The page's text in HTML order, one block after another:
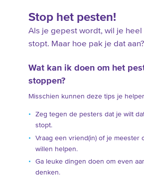
Stop het pesten!
Als je gepest wordt, wil je heel
stopt. Maar hoe pak je dat aan?
Wat kan ik doen om het
stoppen?
Misschien kunnen deze tips je
Zeg tegen de pesters dat je wilt
stopt.
Vraag een vriend(in) of je meester
willen helpen.
Ga leuke dingen doen om even
denken.